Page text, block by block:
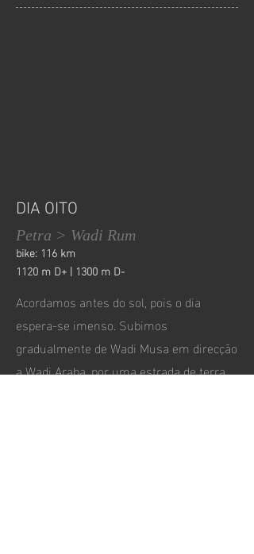
DIA OITO
Petra > Wadi Rum
bike: 116 km
1120 m D+ | 1300 m D-
Acordamos antes do sol, pois o dia
espera-se imenso. Subimos
gradualmente de Wadi Musa em direcção
a Wadi Araba, por uma estrada de terra